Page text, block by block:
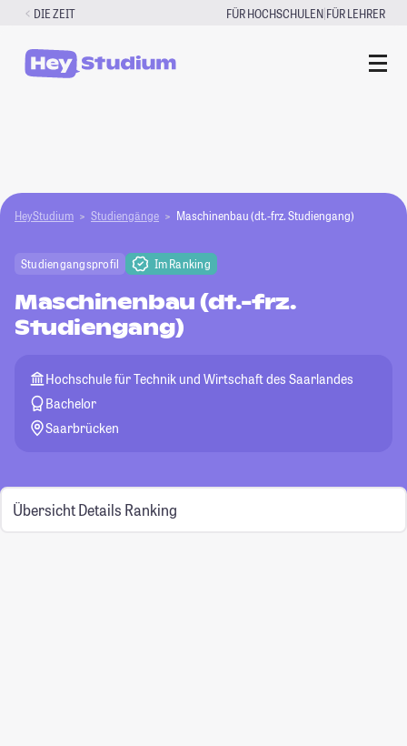
Zum
springen
DIE ZEIT FÜR HOCHSCHULEN|FÜR LEHRER
HeyStudium Studiengänge Maschinenbau (dt.-frz. Studiengang)
Studiengangsprofil Im Ranking
Maschinenbau (dt.-frz.
Studiengang)
Hochschule für Technik und Wirtschaft des Saarlandes
Bachelor
Saarbrücken
Übersicht Details Ranking